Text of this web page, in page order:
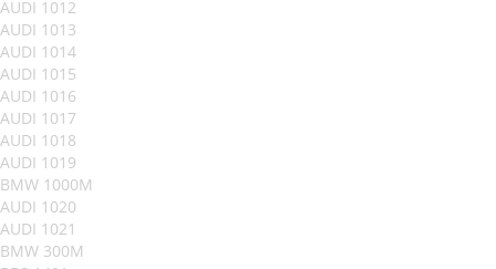
AUDI 1012
AUDI 1013
AUDI 1014
AUDI 1015
AUDI 1016
AUDI 1017
AUDI 1018
AUDI 1019
BMW 1000M
AUDI 1020
AUDI 1021
BMW 300M